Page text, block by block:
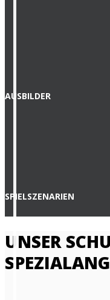
AUSBILDER
SPIELSZENARIEN
UNSER